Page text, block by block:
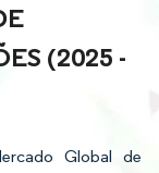
(2025 -
Global de